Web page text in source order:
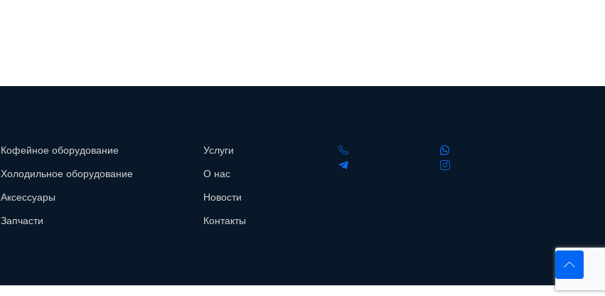
Кофейное оборудование
Холодильное оборудование
Аксессуары
Запчасти
Услуги
О нас
Новости
Контакты